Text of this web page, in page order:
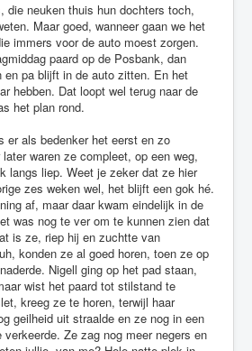
die neuken thuis hun dochters toch,
Maar goed, wanneer gaan we het
immers voor de auto moest zorgen.
paard op de Posbank, dan
en pa blijft in de auto zitten. En het
hebben. Dat loopt wel terug naar de
het plan rond.
er als bedenker het eerst en zo
waren ze compleet, op een weg,
langs liep. Weet je zeker dat ze hier
zes weken wel, het blijft een gok hé.
af, maar daar kwam eindelijk in de
was nog te ver om te kunnen zien dat
is ze, riep hij en zuchtte van
konden ze al goed horen, toen ze op
Nigell ging op het pad staan,
wist het paard tot stilstand te
kreeg ze te horen, terwijl haar
geilheid uit straalde en ze nog in een
verkeerde. Ze zag nog meer negers en